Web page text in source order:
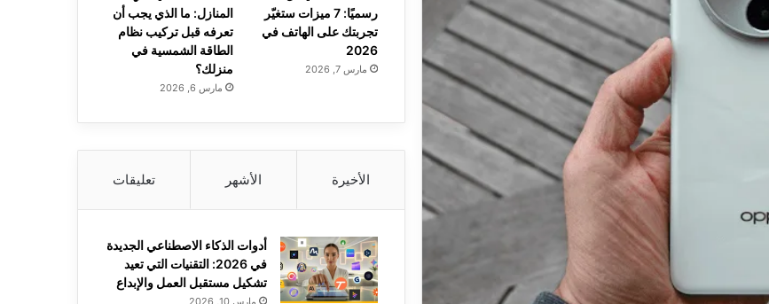
رسميًا: 7 ميزات ستغيّر
تجربتك على الهاتف في
2026
مارس 7, 2026
المنازل: ما الذي يجب أن
تعرفه قبل تركيب نظام
الطاقة الشمسية في
منزلك؟
مارس 6, 2026
الأخيرة الأشهر تعليقات
أدوات الذكاء الاصطناعي الجديدة
في 2026: التقنيات التي تعيد
تشكيل مستقبل العمل والإبداع